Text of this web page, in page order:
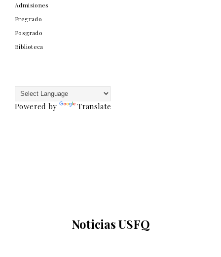
Admisiones
Pregrado
Posgrado
Biblioteca
Powered by Translate
Noticias USFQ